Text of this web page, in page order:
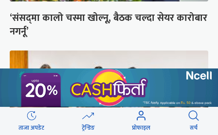
‘संसद्‍मा कालो चस्मा खोल्नू, बैठक चल्दा सेयर कारोबार
नगर्नू’
ताजा अपडेट ट्रेन्डिङ प्रोफाइल सर्च